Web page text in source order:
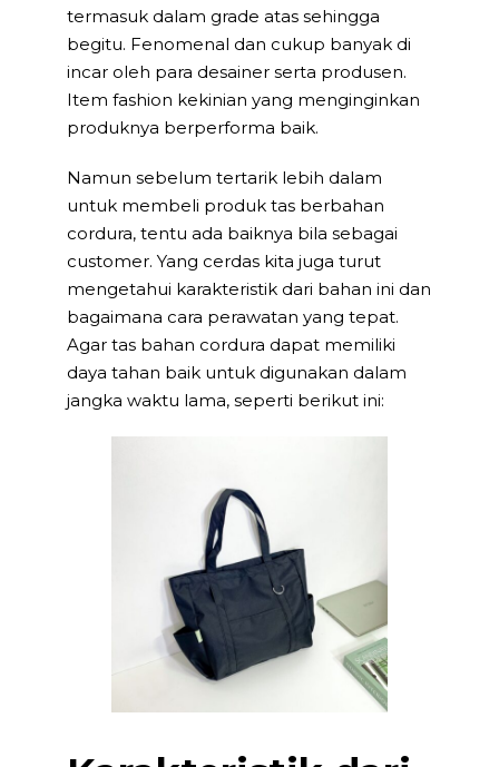
termasuk dalam grade atas sehingga
begitu. Fenomenal dan cukup banyak di
incar oleh para desainer serta produsen.
Item fashion kekinian yang menginginkan
produknya berperforma baik.
Namun sebelum tertarik lebih dalam
untuk membeli produk tas berbahan
cordura, tentu ada baiknya bila sebagai
customer. Yang cerdas kita juga turut
mengetahui karakteristik dari bahan ini dan
bagaimana cara perawatan yang tepat.
Agar tas bahan cordura dapat memiliki
daya tahan baik untuk digunakan dalam
jangka waktu lama, seperti berikut ini: